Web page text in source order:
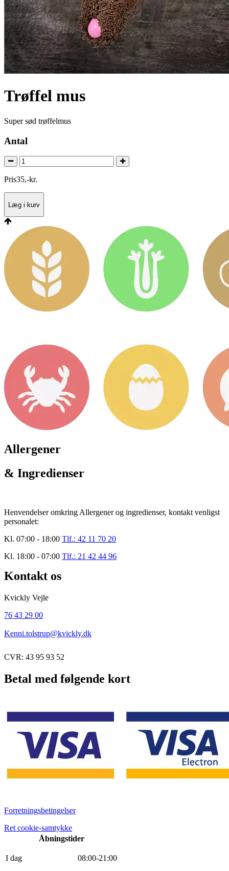
Trøffel mus
Super sød trøffelmus
Antal
Pris35,-kr.
Læg i kurv
Allergener
& Ingredienser
Henvendelser omkring Allergener og ingredienser, kontakt venligst
personalet:
Kl. 07:00 - 18:00 Tlf.: 42 11 70 20
Kl. 18:00 - 07:00 Tlf.: 21 42 44 96
Kontakt os
Kvickly Vejle
76 43 29 00
Kenni.tolstrup@kvickly.dk
CVR: 43 95 93 52
Betal med følgende kort
Forretningsbetingelser
Ret cookie-samtykke
Åbningstider
I dag 08:00-21:00